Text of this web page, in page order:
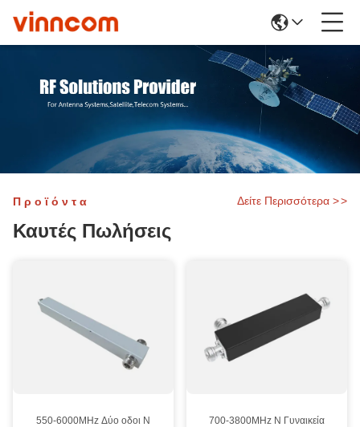
Προϊόντα
Καυτές Πωλήσεις
Δείτε Περισσότερα >>
550-6000MHz Δύο οδοι Ν
700-3800MHz N Γυναικεία